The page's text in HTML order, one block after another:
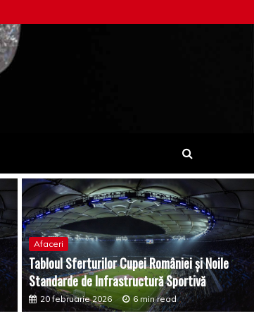
Afaceri
Tabloul Sferturilor Cupei României și Noile
Standarde de Infrastructură Sportivă
20 februarie 2026 6 min read